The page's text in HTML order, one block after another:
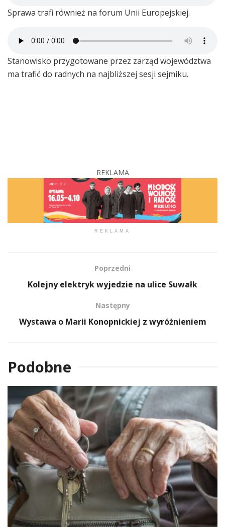
Sprawa trafi również na forum Unii Europejskiej.
Stanowisko przygotowane przez zarząd województwa
ma trafić do radnych na najbliższej sesji sejmiku.
REKLAMA
REKLAMA
Poprzedni
Kolejny elektryk wyjedzie na ulice Suwałk
Następny
Wystawa o Marii Konopnickiej z wyróżnieniem
Podobne